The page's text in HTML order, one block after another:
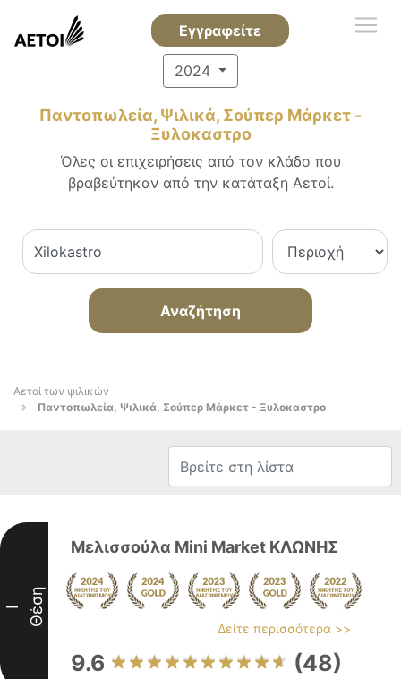
Εγγραφείτε
2024
Παντοπωλεία, Ψιλικά, Σούπερ Μάρκετ -
Ξυλοκαστρο
Όλες οι επιχειρήσεις από τον κλάδο που
βραβεύτηκαν από την κατάταξη Αετοί.
Αναζήτηση
Αετοί των ψιλικών
Παντοπωλεία, Ψιλικά, Σούπερ Μάρκετ - Ξυλοκαστρο
I Θέση
Μελισσούλα Mini Market ΚΛΩΝΗΣ
Δείτε περισσότερα >>
9.6 (48)